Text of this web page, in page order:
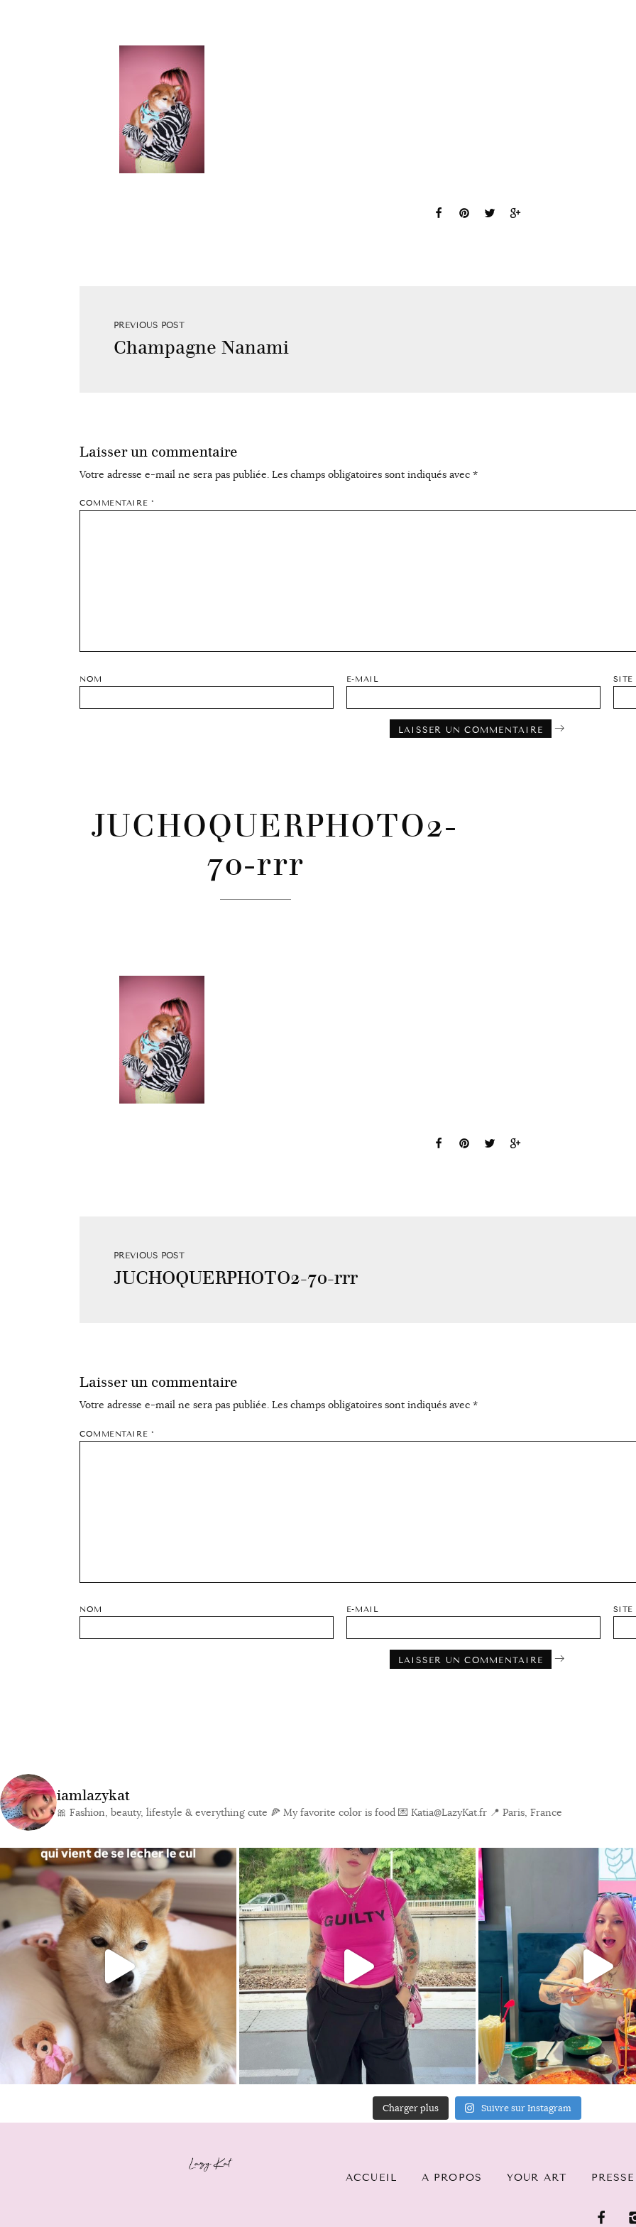
PREVIOUS POST
Champagne Nanami
Laisser un commentaire
Votre adresse e-mail ne sera pas publiée. Les champs obligatoires sont indiqués avec *
COMMENTAIRE *
NOM E-MAIL SITE
JUCHOQUERPHOTO2-
70-rrr
PREVIOUS POST
JUCHOQUERPHOTO2-70-rrr
Laisser un commentaire
Votre adresse e-mail ne sera pas publiée. Les champs obligatoires sont indiqués avec *
COMMENTAIRE *
NOM E-MAIL SITE
iamlazykat
🎀 Fashion, beauty, lifestyle & everything cute 🍕 My favorite color is food 💌 Katia@LazyKat.fr 📍 Paris, France
Charger plus Suivre sur Instagram
ACCUEIL A PROPOS YOUR ART PRESSE